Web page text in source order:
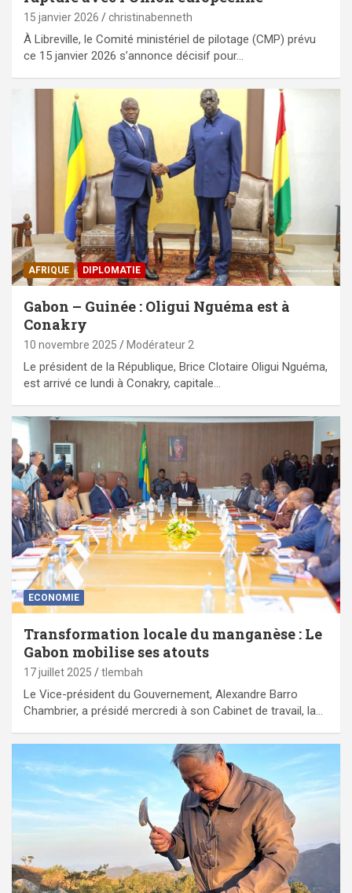
15 janvier 2026 christinabenneth
À Libreville, le Comité ministériel de pilotage (CMP) prévu
ce 15 janvier 2026 s’annonce décisif pour…
AFRIQUE DIPLOMATIE
Gabon – Guinée : Oligui Nguéma est à
Conakry
10 novembre 2025 Modérateur 2
Le président de la République, Brice Clotaire Oligui Nguéma,
est arrivé ce lundi à Conakry, capitale…
ECONOMIE
Transformation locale du manganèse : Le
Gabon mobilise ses atouts
17 juillet 2025 tlembah
Le Vice-président du Gouvernement, Alexandre Barro
Chambrier, a présidé mercredi à son Cabinet de travail, la…